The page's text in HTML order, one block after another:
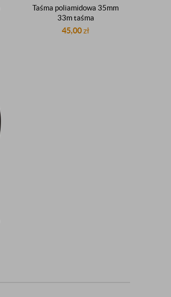
Taśma poliamidowa 35mm
33m taśma
wysokotemperaturowa
45,00zł